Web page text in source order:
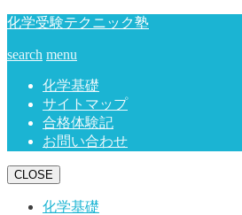
化学受験テクニック塾
search menu
化学基礎
サイトマップ
合格体験記
お問い合わせ
CLOSE
化学基礎